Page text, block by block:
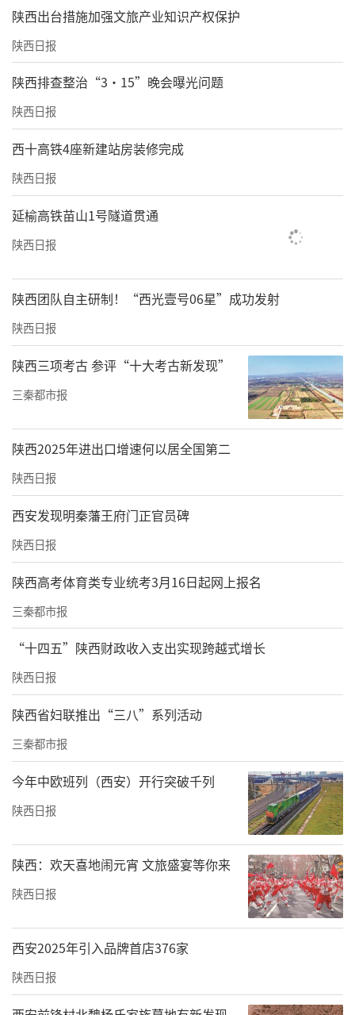
​陕西出台措施加强文旅产业知识产权保护
陕西日报
陕西排查整治“3·15”晚会曝光问题
陕西日报
西十高铁4座新建站房装修完成
陕西日报
延榆高铁苗山1号隧道贯通
陕西日报
陕西团队自主研制！“西光壹号06星”成功发射
陕西日报
陕西三项考古 参评“十大考古新发现”
三秦都市报
陕西2025年进出口增速何以居全国第二
陕西日报
西安发现明秦藩王府门正官员碑
陕西日报
陕西高考体育类专业统考3月16日起网上报名
三秦都市报
“十四五”陕西财政收入支出实现跨越式增长
陕西日报
陕西省妇联推出“三八”系列活动
三秦都市报
今年中欧班列（西安）开行突破千列
陕西日报
陕西：欢天喜地闹元宵 文旅盛宴等你来
陕西日报
西安2025年引入品牌首店376家
陕西日报